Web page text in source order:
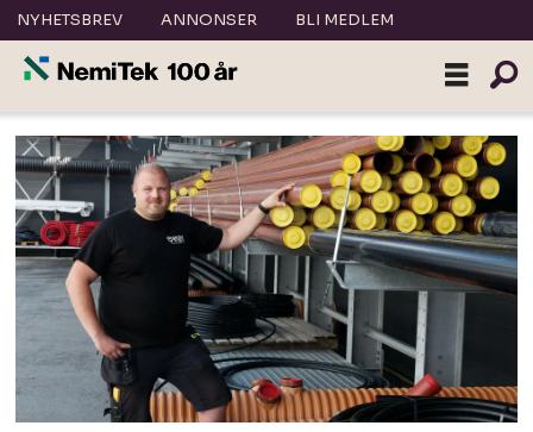
NYHETSBREV ANNONSER BLI MEDLEM